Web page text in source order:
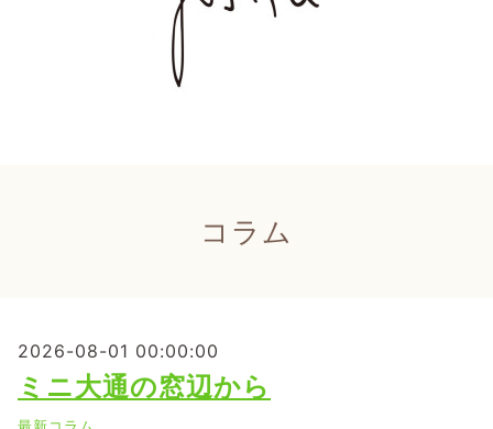
コラム
2026-08-01 00:00:00
ミニ大通の窓辺から